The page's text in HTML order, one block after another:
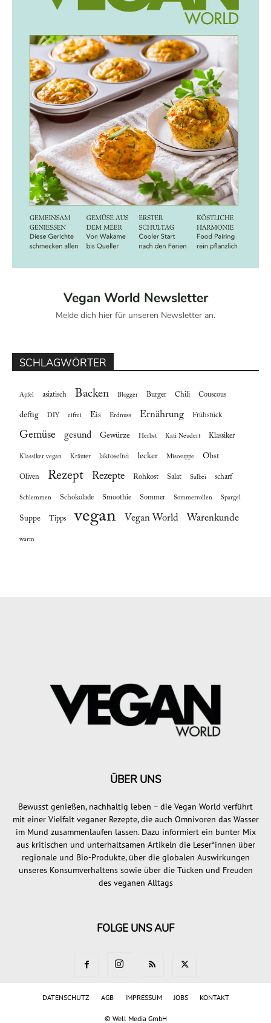
Vegan World Newsletter
Melde dich hier für unseren Newsletter an.
SCHLAGWÖRTER
Apfel asiatisch Backen Blogger Burger Chili Couscous
deftig DIY eifrei Eis Erdnuss Ernährung Frühstück
Gemüse gesund Gewürze Herbst Kati Neudert Klassiker
Klassiker vegan Kräuter laktosefrei lecker Misosuppe Obst
Oliven Rezept Rezepte Rohkost Salat Salbei scharf
Schlemmen Schokolade Smoothie Sommer Sommerrollen Spargel
Suppe Tipps vegan Vegan World Warenkunde
warm
ÜBER UNS
Bewusst genießen, nachhaltig leben – die Vegan World verführt
mit einer Vielfalt veganer Rezepte, die auch Omnivoren das Wasser
im Mund zusammenlaufen lassen. Dazu informiert ein bunter Mix
aus kritischen und unterhaltsamen Artikeln die Leser*innen über
regionale und Bio-Produkte, über die globalen Auswirkungen
unseres Konsumverhaltens sowie über die Tücken und Freuden
des veganen Alltags
FOLGE UNS AUF
DATENSCHUTZ AGB IMPRESSUM JOBS KONTAKT
© Well Media GmbH